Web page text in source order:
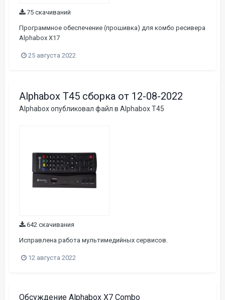
75 скачиваний
Программное обеспечение (прошивка) для комбо ресивера
Alphabox X17
25 августа 2022
Alphabox T45 сборка от 12-08-2022
Alphaboxопубликовал файл в Alphabox T45
642 скачивания
Исправлена работа мультимедийных сервисов.
12 августа 2022
Обсуждение Alphabox X7 Combo